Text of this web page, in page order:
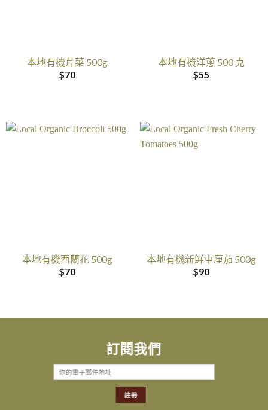
本地有機芹菜 500g
$70
本地有機洋蔥 500 克
$55
本地有機西蘭花 500g
$70
本地有機新鮮車厘茄 500g
$90
訂閱我們